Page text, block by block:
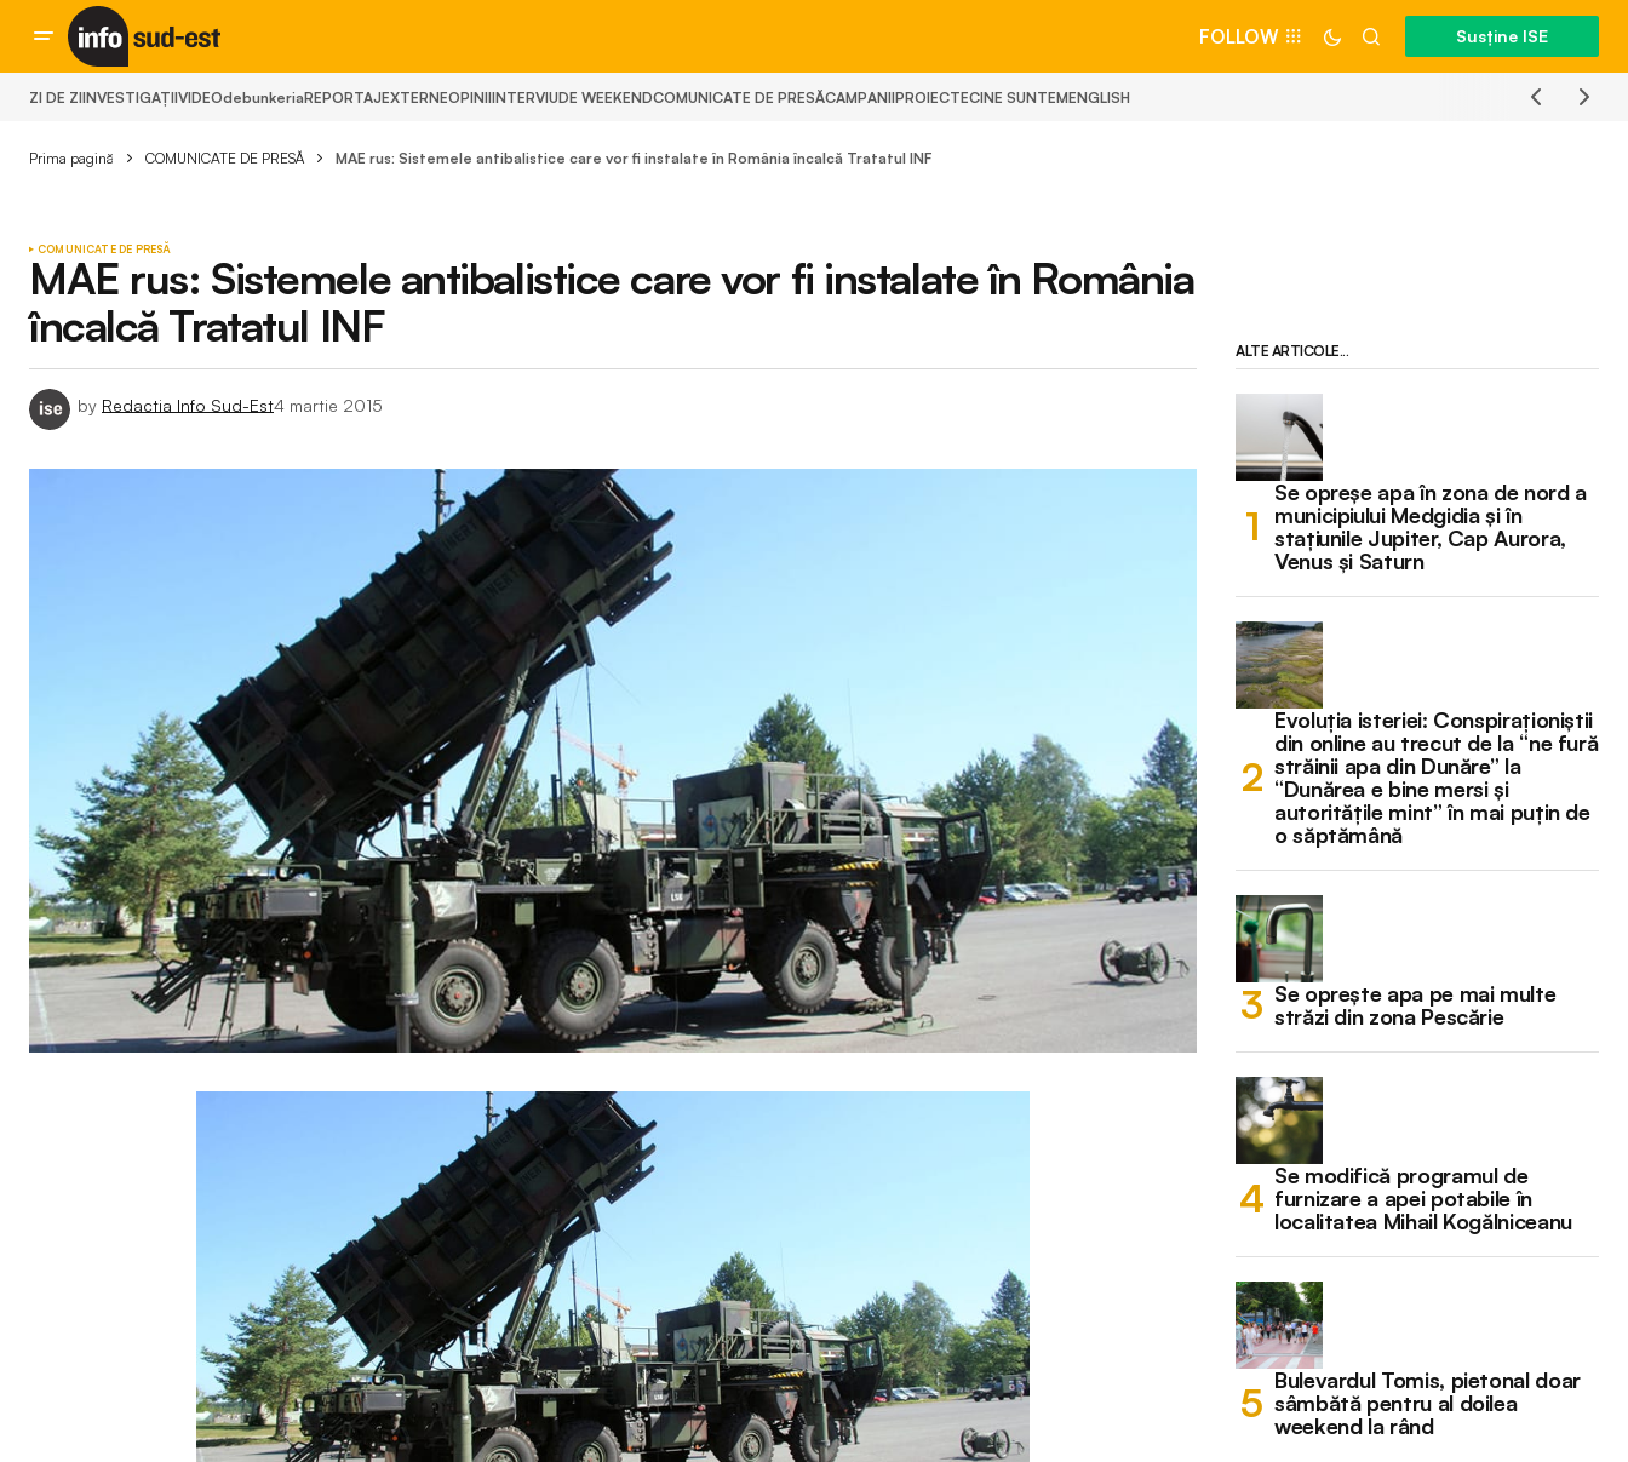
FOLLOW Susține ISE
ZI DE ZIINVESTIGAȚIIVIDEOdebunkeriaREPORTAJEXTERNEOPINIIINTERVIUDE WEEKENDCOMUNICATE DE PRESĂCAMPANIIPROIECTECINE SUNTEMENGLISH
Prima pagină COMUNICATE DE PRESĂ MAE rus: Sistemele antibalistice care vor fi instalate în România încalcă Tratatul INF
COMUNICATE DE PRESĂ
MAE rus: Sistemele antibalistice care vor fi instalate în România
încalcă Tratatul INF
by Redactia Info Sud-Est4 martie 2015
ALTE ARTICOLE...
Se opreșe apa în zona de nord a
municipiului Medgidia și în
stațiunile Jupiter, Cap Aurora,
Venus și Saturn
Evoluția isteriei: Conspiraționiștii
din online au trecut de la “ne fură
străinii apa din Dunăre” la
“Dunărea e bine mersi și
autoritățile mint” în mai puțin de
o săptămână
Se oprește apa pe mai multe
străzi din zona Pescărie
Se modifică programul de
furnizare a apei potabile în
localitatea Mihail Kogălniceanu
Bulevardul Tomis, pietonal doar
sâmbătă pentru al doilea
weekend la rând